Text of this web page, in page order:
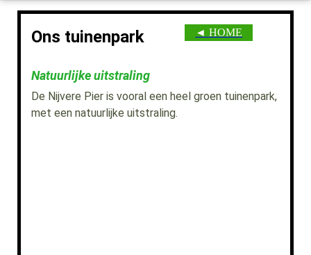
VOEDSELBOSJE MEREVELD
◄ HOME
Ons tuinenpark
Natuurlijke uitstraling
De Nijvere Pier is vooral een heel groen tuinenpark,
met een natuurlijke uitstraling.